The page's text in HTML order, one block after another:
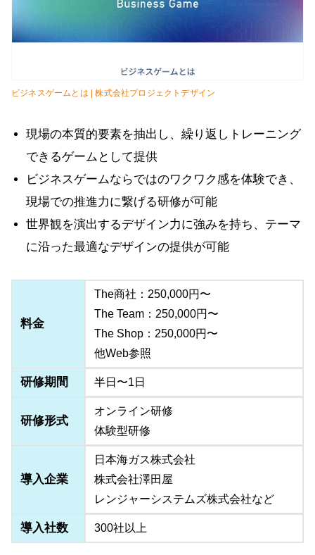
ビジネスゲームとは | 株式会社プロジェクトデザイン
現場の本質的要素を抽出し、繰り返しトレーニング
できるゲームとして提供
ビジネスゲームならではのワクワク感を体験でき、
現場での推進力に繋げる研修が可能
世界観を演出するデザイン力に強みを持ち、テーマ
に沿った最適なデザインの提供が可能
料金
The商社：250,000円〜
The Team：250,000円〜
The Shop：250,000円〜
他Web参照
研修期間 半日〜1日
研修形式
オンライン研修
体験型研修
導入企業
日本海ガス株式会社
株式会社澤田屋
レンジャーシステムズ株式会社など
導入社数 300社以上